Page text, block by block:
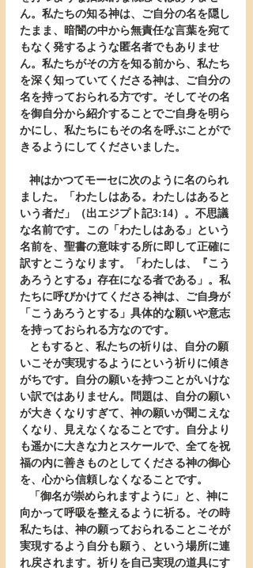
ん。私たちの知る神は、ご自分の名を隠し
たまま、暗闇の中から無責任な言葉を宛て
もなく発するような匿名者でもありませ
ん。私たちがその方を知る前から、私たち
を深く知っていてくださる神は、ご自分の
名を持っておられる方です。そしてその名
を御自分から紹介することでご自身を明ら
かにし、私たちにもその名を呼ぶことがで
きるようにしてくださいました。
ました。「わたしはある。わたしはあると
いう者だ」（出エジプト記3:14）。不思議
な名前です。この「わたしはある」という
名前を、聖書の意味する所に即して正確に
訳すとこうなります。「わたしは、『こう
あろうとする』存在になる者である」。私
たちに呼びかけてくださる神は、ご自身が
「こうあろうとする」具体的な願いや意志
を持っておられる方なのです。
いこそが実現するようにという祈りに傾き
がちです。自分の願いを持つことがいけな
い訳ではありません。問題は、自分の願い
が大きくなりすぎて、神の願いが聞こえな
くなり、見えなくなることです。自分より
も遥かに大きな力とスケールで、全てを祝
福の内に善きものとしてくださる神の御心
を、心から信頼しなくなることです。
向かって呼吸を整えるように祈る。その時
私たちは、神の願っておられることこそが
実現するよう自分も願う、という場所に連
れ戻されます。祈りを自己実現の道具にす